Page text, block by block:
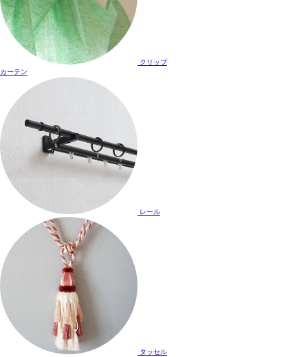
クリップ
カーテン
レール
タッセル